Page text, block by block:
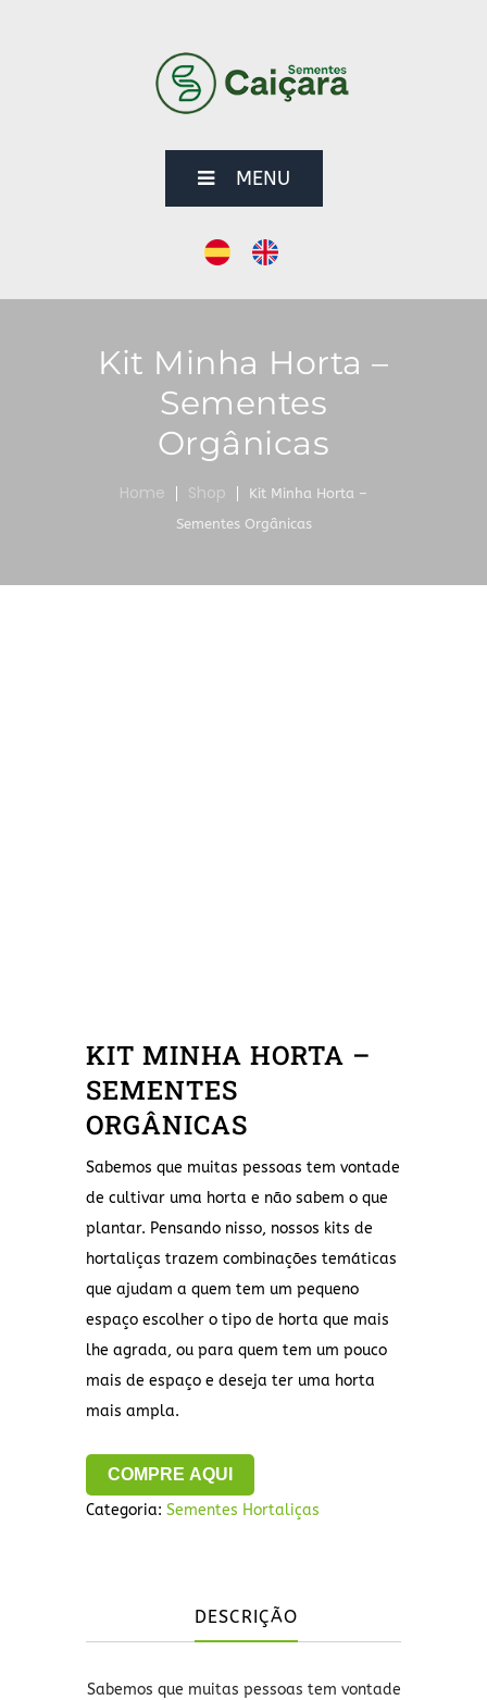
MENU
Kit Minha Horta –
Sementes
Orgânicas
Home Shop
Kit Minha Horta –
Sementes Orgânicas
KIT MINHA HORTA –
SEMENTES
ORGÂNICAS
Sabemos que muitas pessoas tem vontade
de cultivar uma horta e não sabem o que
plantar. Pensando nisso, nossos kits de
hortaliças trazem combinações temáticas
que ajudam a quem tem um pequeno
espaço escolher o tipo de horta que mais
lhe agrada, ou para quem tem um pouco
mais de espaço e deseja ter uma horta
mais ampla.
COMPRE AQUI
Categoria: Sementes Hortaliças
DESCRIÇÃO
Sabemos que muitas pessoas tem vontade